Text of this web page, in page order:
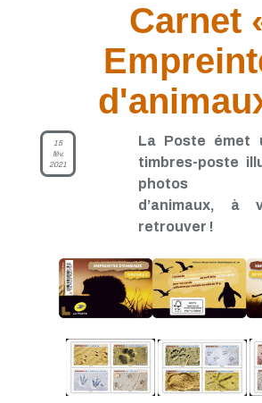
Carnet
15
fév.
2021
La Poste émet
timbres-poste
photos
d’animaux, à
retrouver !